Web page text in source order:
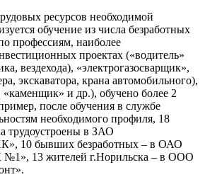
ресурсов необходимой
обучение из числа безработных
профессиям, наиболее
проектах («водитель»
вездехода), «электрогазосварщик»,
экскаватора, крана автомобильного),
«каменщик» и др.), обучено более 2
после обучения в службе
необходимого профиля, 18
трудоустроены в ЗАО
10 бывших безработных – в ОАО
13 жителей г.Норильска – в ООО